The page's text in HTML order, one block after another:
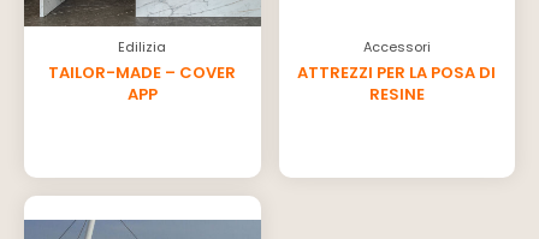
Edilizia
TAILOR-MADE – COVER
APP
Accessori
ATTREZZI PER LA POSA DI
RESINE